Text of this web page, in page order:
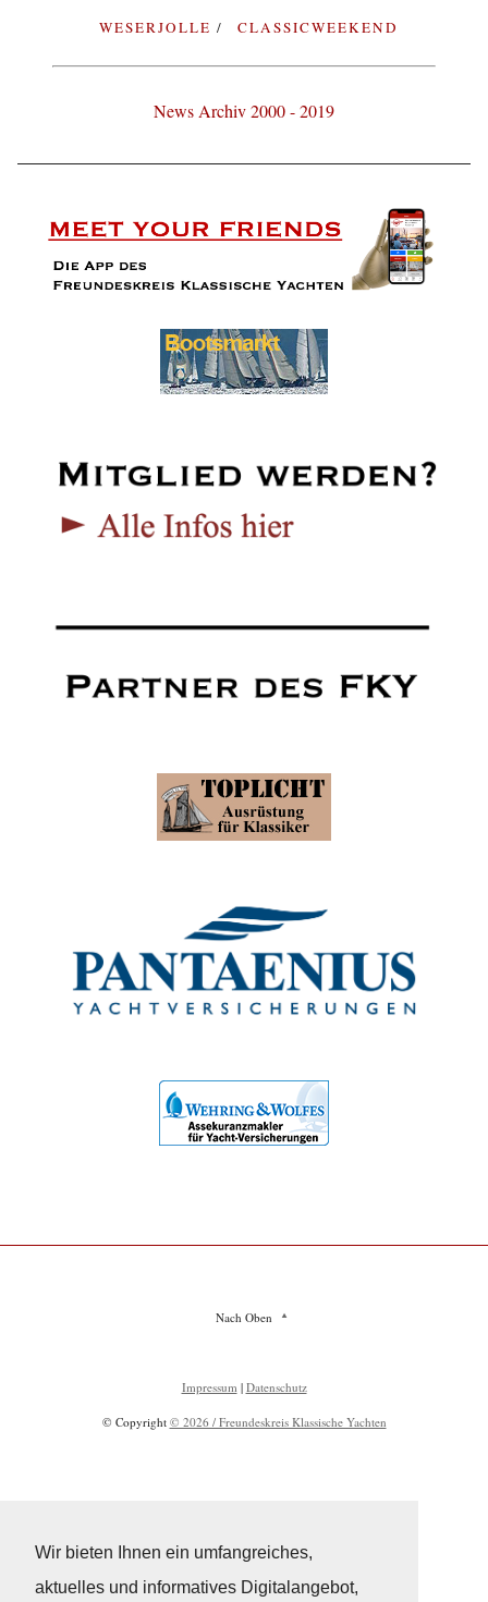
Wir bieten Ihnen ein umfangreiches,
aktuelles und informatives Digitalangebot,
WESERJOLLE
CLASSICWEEKEND
News Archiv 2000 - 2019
Nach Oben
Impressum | Datenschutz
© Copyright © 2026 / Freundeskreis Klassische Yachten